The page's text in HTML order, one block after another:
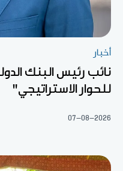
أخبار
نائب رئيس البنك
للحوار الاستراتيجي"
07-08-2026